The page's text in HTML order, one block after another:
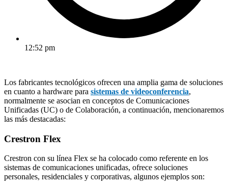
12:52 pm
Los fabricantes tecnológicos ofrecen una amplia gama de soluciones
en cuanto a hardware para sistemas de videoconferencia,
normalmente se asocian en conceptos de Comunicaciones
Unificadas (UC) o de Colaboración, a continuación, mencionaremos
las más destacadas:
Crestron Flex
Crestron con su línea Flex se ha colocado como referente en los
sistemas de comunicaciones unificadas, ofrece soluciones
personales, residenciales y corporativas, algunos ejemplos son: